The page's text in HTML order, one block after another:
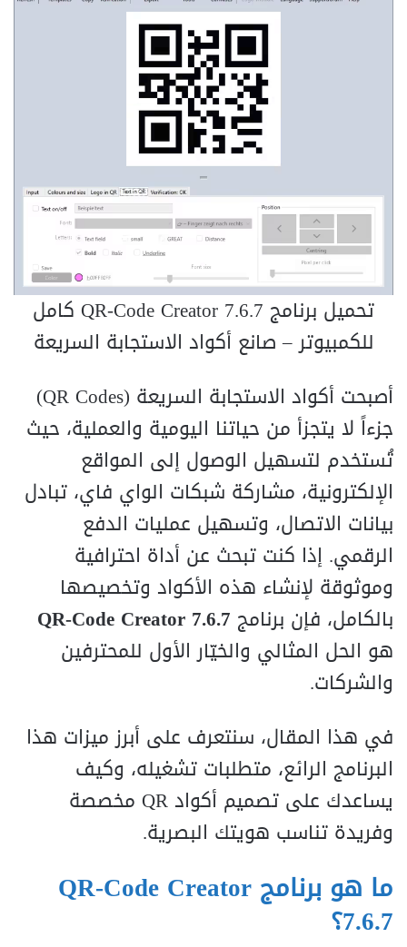
تحميل برنامج QR-Code Creator 7.6.7 كامل
للكمبيوتر – صانع أكواد الاستجابة السريعة
أصبحت أكواد الاستجابة السريعة (QR Codes)
جزءاً لا يتجزأ من حياتنا اليومية والعملية، حيث
تُستخدم لتسهيل الوصول إلى المواقع
الإلكترونية، مشاركة شبكات الواي فاي، تبادل
بيانات الاتصال، وتسهيل عمليات الدفع
الرقمي. إذا كنت تبحث عن أداة احترافية
وموثوقة لإنشاء هذه الأكواد وتخصيصها
بالكامل، فإن برنامج QR-Code Creator 7.6.7
هو الحل المثالي والخيّار الأول للمحترفين
والشركات.
في هذا المقال، سنتعرف على أبرز ميزات هذا
البرنامج الرائع، متطلبات تشغيله، وكيف
يساعدك على تصميم أكواد QR مخصصة
وفريدة تناسب هويتك البصرية.
ما هو برنامج QR-Code Creator
7.6.7؟